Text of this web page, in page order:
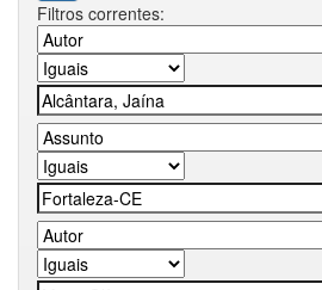
Filtros correntes: